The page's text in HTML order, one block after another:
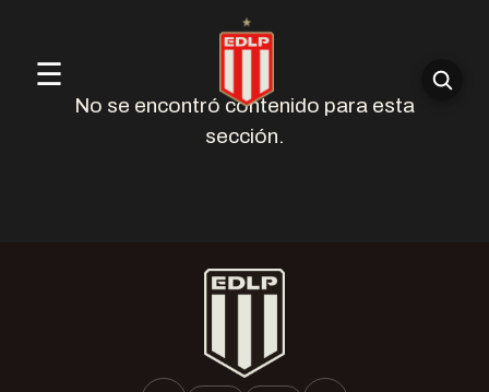
☰
No se encontró contenido para esta
sección.